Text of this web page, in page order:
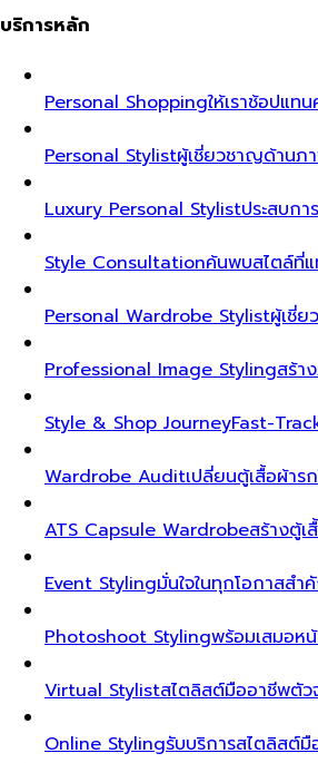
บริการหลัก
Personal Shoppingให้เราช้อปแ
Personal Stylistผู้เชี่ยวชาญด้านภ
Luxury Personal Stylistประสบก
Style Consultationค้นพบสไตล์ที่
Personal Wardrobe Stylistผู้เชี่ย
Professional Image Stylingสร้า
Style & Shop JourneyFast-
Wardrobe Auditเปลี่ยนตู้เสื้อผ้าร
ATS Capsule Wardrobeสร้างตู้เ
Event Stylingมั่นใจในทุกโอกาสส
Photoshoot Stylingพร้อมเสมอห
Virtual Stylistสไตลิสต์มืออาชีพตั
Online Stylingรับบริการสไตลิสต์มื